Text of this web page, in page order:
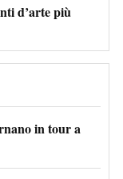
d’arte più
in tour a